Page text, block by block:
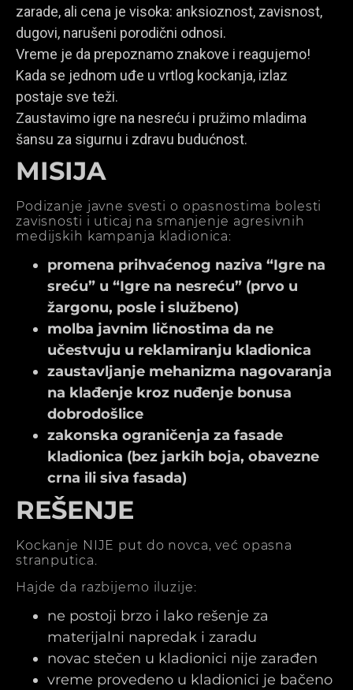
zarade, ali cena je visoka: anksioznost, zavisnost,
dugovi, narušeni porodični odnosi.
Vreme je da prepoznamo znakove i reagujemo!
Kada se jednom uđe u vrtlog kockanja, izlaz
postaje sve teži.
Zaustavimo igre na nesreću i pružimo mladima
šansu za sigurnu i zdravu budućnost.
MISIJA
Podizanje javne svesti o opasnostima bolesti
zavisnosti i uticaj na smanjenje agresivnih
medijskih kampanja kladionica:
promena prihvaćenog naziva “Igre na
sreću” u “Igre na nesreću” (prvo u
žargonu, posle i službeno)
molba javnim ličnostima da ne
učestvuju u reklamiranju kladionica
zaustavljanje mehanizma nagovaranja
na klađenje kroz nuđenje bonusa
dobrodošlice
zakonska ograničenja za fasade
kladionica (bez jarkih boja, obavezne
crna ili siva fasada)
REŠENJE
Kockanje NIJE put do novca, već opasna
stranputica.
Hajde da razbijemo iluzije:
ne postoji brzo i lako rešenje za
materijalni napredak i zaradu
novac stečen u kladionici nije zarađen
vreme provedeno u kladionici je bačeno